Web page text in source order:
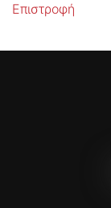
Επιστροφή